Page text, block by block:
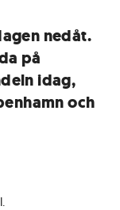
nedåt.
på
idag,
och